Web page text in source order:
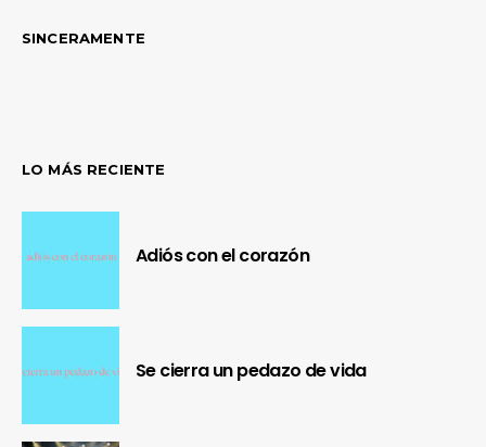
SINCERAMENTE
LO MÁS RECIENTE
Adiós con el corazón
Se cierra un pedazo de vida